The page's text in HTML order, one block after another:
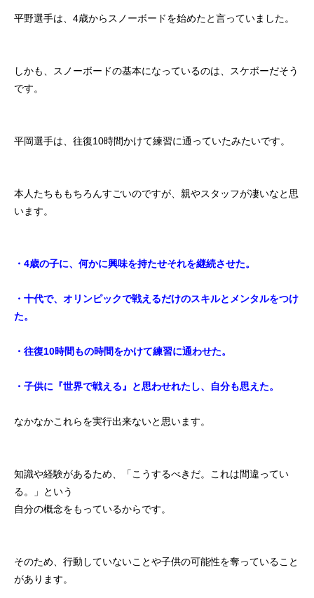
平野選手は、4歳からスノーボードを始めたと言っていました。
しかも、スノーボードの基本になっているのは、スケボーだそう
です。
平岡選手は、往復10時間かけて練習に通っていたみたいです。
本人たちももちろんすごいのですが、親やスタッフが凄いなと思
います。
・4歳の子に、何かに興味を持たせそれを継続させた。
・十代で、オリンピックで戦えるだけのスキルとメンタルをつけ
た。
・往復10時間もの時間をかけて練習に通わせた。
・子供に『世界で戦える』と思わせれたし、自分も思えた。
なかなかこれらを実行出来ないと思います。
知識や経験があるため、「こうするべきだ。これは間違ってい
る。」という
自分の概念をもっているからです。
そのため、行動していないことや子供の可能性を奪っていること
があります。